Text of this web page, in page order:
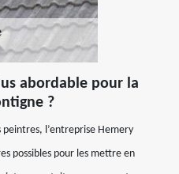
abordable pour la
?
l’entreprise Hemery
possibles pour les mettre en